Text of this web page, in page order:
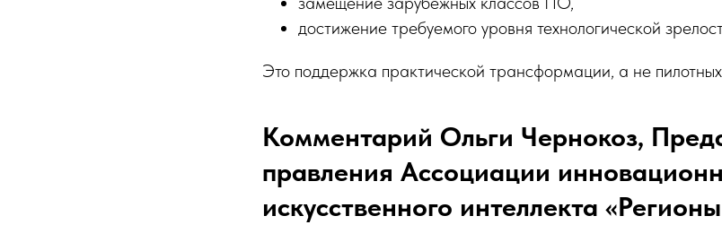
достижение требуемого уровня технологической
Это поддержка практической трансформации, а не
Комментарий Ольги Чернокоз,
правления Ассоциации
искусственного интеллекта